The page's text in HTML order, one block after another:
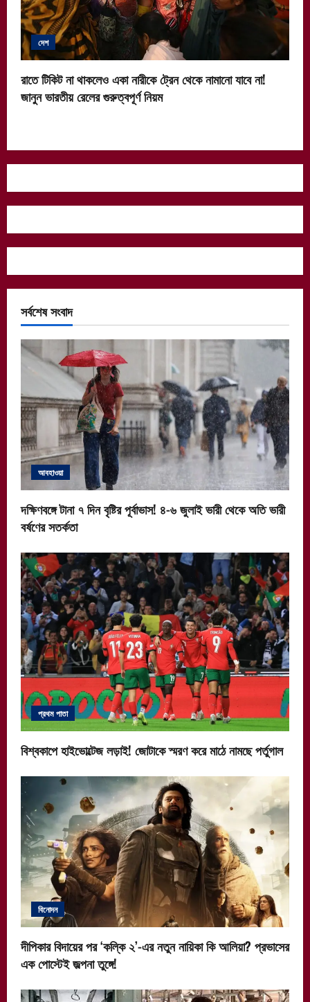
দেশ
রাতে টিকিট না থাকলেও একা নারীকে ট্রেন থেকে নামানো যাবে না!
জানুন ভারতীয় রেলের গুরুত্বপূর্ণ নিয়ম
সর্বশেষ সংবাদ
আবহাওয়া
দক্ষিণবঙ্গে টানা ৭ দিন বৃষ্টির পূর্বাভাস! ৪-৬ জুলাই ভারী থেকে অতি ভারী
বর্ষণের সতর্কতা
প্রথম পাতা
বিশ্বকাপে হাইভোল্টেজ লড়াই! জোটাকে স্মরণ করে মাঠে নামছে পর্তুগাল
বিনোদন
দীপিকার বিদায়ের পর ‘কল্কি ২’-এর নতুন নায়িকা কি আলিয়া? প্রভাসের
এক পোস্টেই জল্পনা তুঙ্গে!